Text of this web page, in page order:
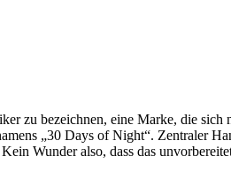
zu bezeichnen, eine Marke, die
„30 Days of Night“. Zentraler
Wunder also, dass das